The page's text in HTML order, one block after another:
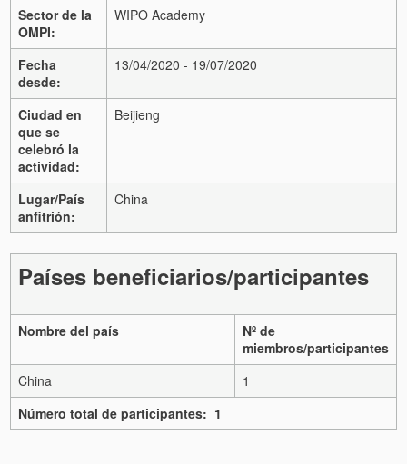
Sector de la
OMPI:
WIPO Academy
Fecha
desde:
13/04/2020 - 19/07/2020
Ciudad en
que se
celebró la
actividad:
Beijieng
Lugar/País
anfitrión:
China
Países beneficiarios/participantes
Nombre del país
Nº de
miembros/participantes
China
1
Número total de participantes: 1